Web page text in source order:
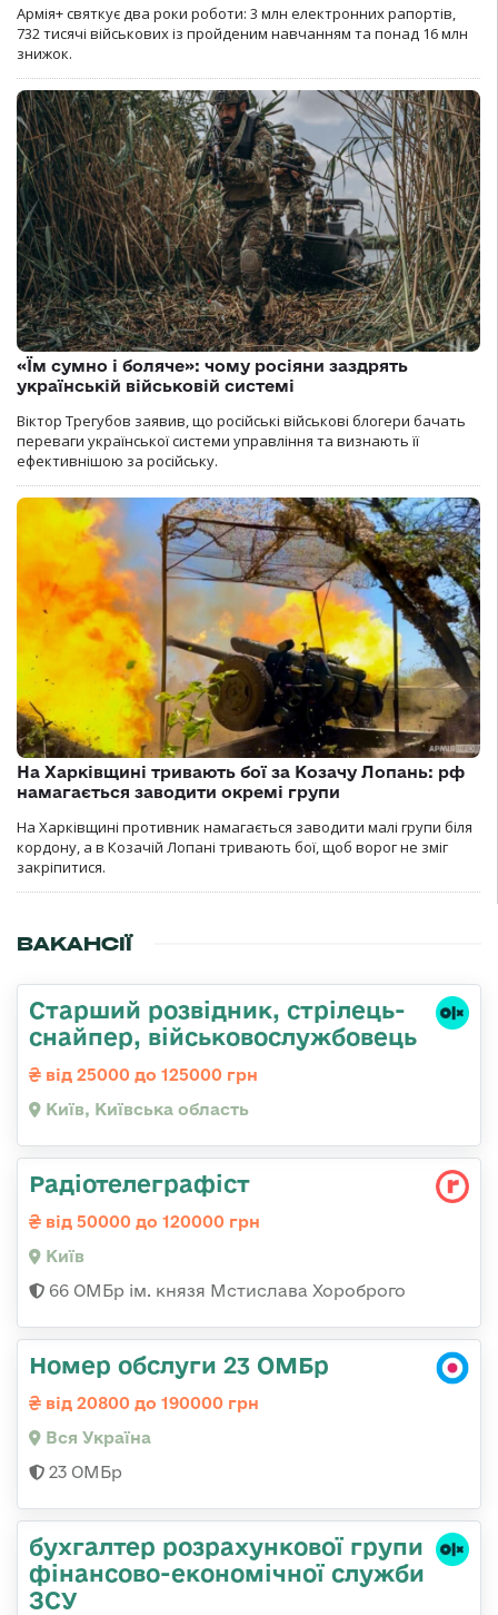
Армія+ святкує два роки роботи: 3 млн електронних рапортів,
732 тисячі військових із пройденим навчанням та понад 16 млн
знижок.
«Їм сумно і боляче»: чому росіяни заздрять
українській військовій системі
Віктор Трегубов заявив, що російські військові блогери бачать
переваги української системи управління та визнають її
ефективнішою за російську.
На Харківщині тривають бої за Козачу Лопань: рф
намагається заводити окремі групи
На Харківщині противник намагається заводити малі групи біля
кордону, а в Козачій Лопані тривають бої, щоб ворог не зміг
закріпитися.
ВАКАНСІЇ
Стаpший pозвідник, стрілець-
снайпеp, військовослужбовець
від 25000 до 125000 грн
Київ, Київська область
Радіотелеграфіст
від 50000 до 120000 грн
Київ
66 ОМБр ім. князя Мстислава Хороброго
Номер обслуги 23 ОМБр
від 20800 до 190000 грн
Вся Україна
23 ОМБр
бухгалтер розрахункової групи
фінансово-економічної служби
ЗСУ